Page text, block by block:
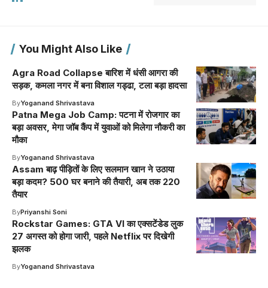
You Might Also Like
Agra Road Collapse बारिश में धंसी आगरा की
सड़क, कमला नगर में बना विशाल गड्ढा, टला बड़ा हादसा
ByYoganand Shrivastava
Patna Mega Job Camp: पटना में रोजगार का
बड़ा अवसर, मेगा जॉब कैंप में युवाओं को मिलेगा नौकरी का
मौका
ByYoganand Shrivastava
Assam बाढ़ पीड़ितों के लिए सलमान खान ने उठाया
बड़ा कदम? 500 घर बनाने की तैयारी, अब तक 220
तैयार
ByPriyanshi Soni
Rockstar Games: GTA VI का एक्सटेंडेड लुक
27 अगस्त को होगा जारी, पहले Netflix पर दिखेगी
झलक
ByYoganand Shrivastava